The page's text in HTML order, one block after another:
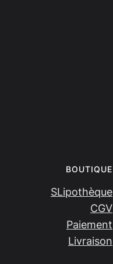
BOUTIQUE
SLipothèque
CGV
Paiement
Livraison